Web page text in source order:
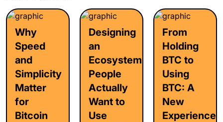
Why
Speed
and
Simplicity
Matter
for
Bitcoin
Designing
an
Ecosystem
People
Actually
Want to
Use
From
Holding
BTC to
Using
BTC: A
New
Experience